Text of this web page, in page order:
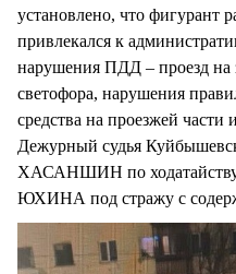
установлено, что фигурант
привлекался к
нарушения ПДД – проезд
светофора, нарушения
средства на проезжей части
Дежурный судья
ХАСАНШИН по ходатайству
ЮХИНА под стражу с